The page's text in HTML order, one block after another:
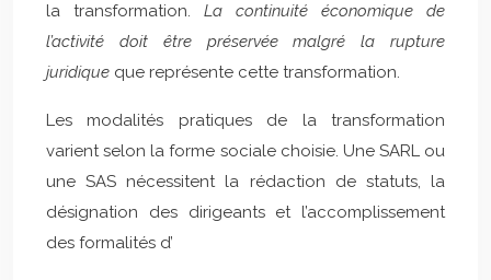
la transformation. La continuité économique de
l’activité doit être préservée malgré la rupture
juridique que représente cette transformation.
Les modalités pratiques de la transformation
varient selon la forme sociale choisie. Une SARL ou
une SAS nécessitent la rédaction de statuts, la
désignation des dirigeants et l’accomplissement
des formalités d’